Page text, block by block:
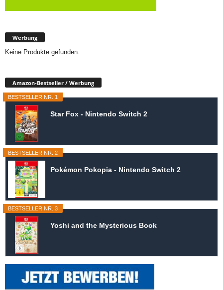
Werbung
Keine Produkte gefunden.
Amazon-Bestseller / Werbung
BESTSELLER NR. 1
Star Fox - Nintendo Switch 2
BESTSELLER NR. 2
Pokémon Pokopia - Nintendo Switch 2
BESTSELLER NR. 3
Yoshi and the Mysterious Book